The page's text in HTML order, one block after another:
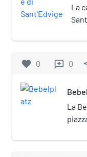
La
Nel
di
favorite 0 reviews 0
La